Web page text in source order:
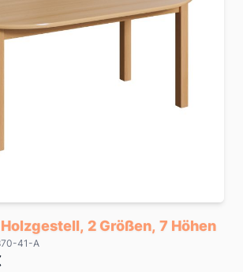
2 Größen, 7 Höhen
41-A